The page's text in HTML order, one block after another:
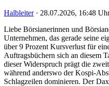
Halbleiter · 28.07.2026, 16:48
Liebe Börsianerinnen und
Unternehmen, das gerade seine
über 9 Prozent Kursverlust für
Auftragsbüchern sich an diesem
dieser Widerspruch prägt die
während anderswo der Kospi-
Schlagzeilen dominieren. Der